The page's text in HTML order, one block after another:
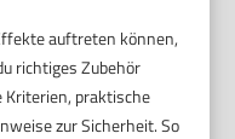
auftreten können,
richtiges Zubehör
praktische
zur Sicherheit. So